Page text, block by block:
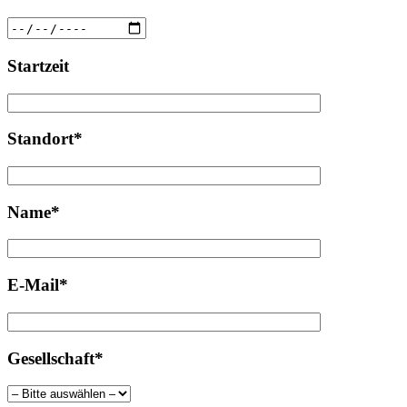
Startzeit
Standort*
Name*
E-Mail*
Gesellschaft*